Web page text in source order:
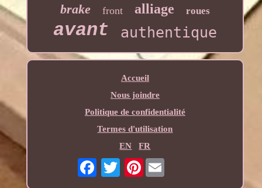
brake front alliage roues
avant authentique
Accueil
Nous joindre
Politique de confidentialité
Termes d'utilisation
EN
FR
Pinterest